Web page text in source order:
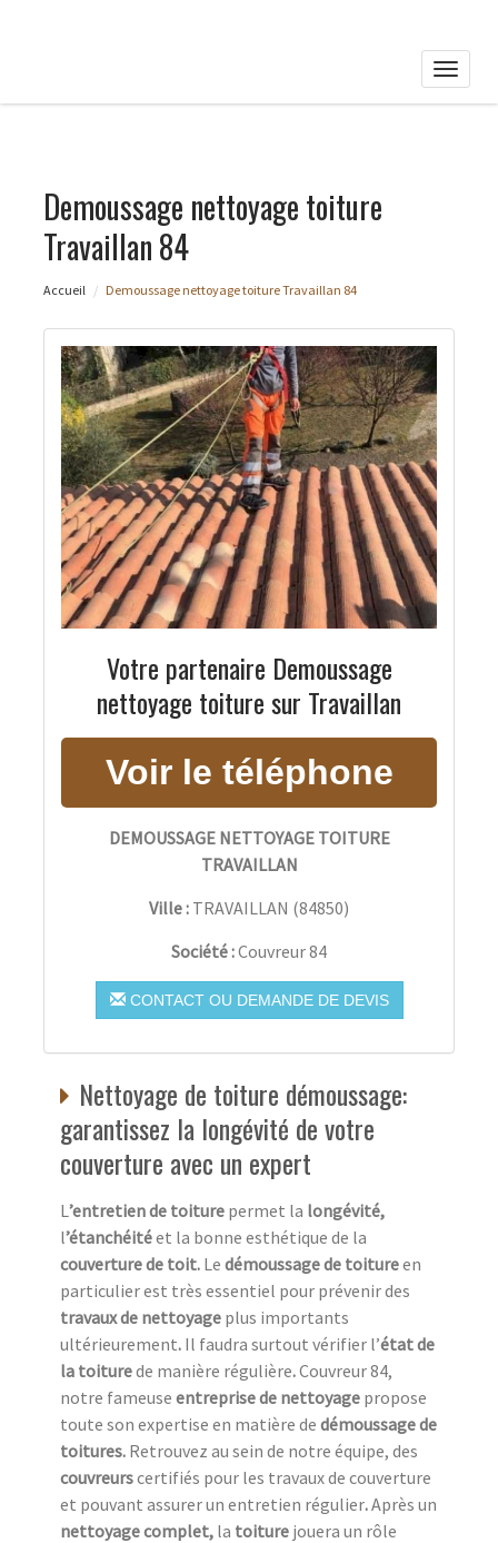
Toggle
Demoussage nettoyage toiture
Travaillan 84
Accueil Demoussage nettoyage toiture Travaillan 84
Votre partenaire Demoussage
nettoyage toiture sur Travaillan
DEMOUSSAGE NETTOYAGE TOITURE
TRAVAILLAN
Ville : TRAVAILLAN (84850)
Société :Couvreur 84
CONTACT OU DEMANDE DE DEVIS
Nettoyage de toiture démoussage:
garantissez la longévité de votre
couverture avec un expert
L ’entretien de toiture permet la longévité,
l’étanchéitéet la bonne esthétique de la
couverture de toit. Le démoussage de toitureen
particulier est très essentiel pour prévenir des
travaux de nettoyage plus importants
ultérieurement. Il faudra surtout vérifier l’état de
la toiturede manière régulière.Couvreur 84,
notre fameuse entreprise de nettoyage propose
toute son expertise en matière de démoussage de
toitures. Retrouvez au sein de notre équipe, des
couvreurscertifiés pour les travaux de couverture
et pouvant assurer un entretien régulier.Après un
nettoyage complet, la toiture jouera un rôle